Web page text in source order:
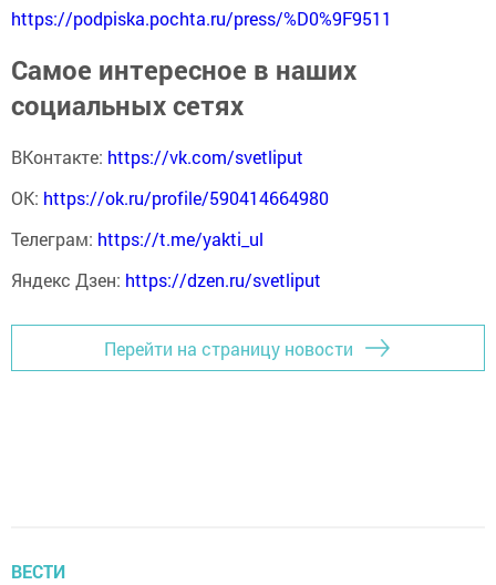
https://podpiska.pochta.ru/press/%D0%9F9511
Самое интересное в наших
социальных сетях
ВКонтакте: https://vk.com/svetliput
ОК: https://ok.ru/profile/590414664980
Телеграм: https://t.me/yakti_ul
Яндекс Дзен: https://dzen.ru/svetliput
Перейти на страницу новости
ВЕСТИ